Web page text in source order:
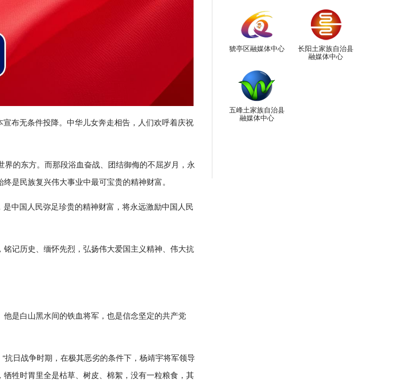
布无条件投降。中华儿女奔走相告，人们欢呼着庆祝
的东方。而那段浴血奋战、团结御侮的不屈岁月，永
是民族复兴伟大事业中最可宝贵的精神财富。
中国人民弥足珍贵的精神财富，将永远激励中国人民
记历史、缅怀先烈，弘扬伟大爱国主义精神、伟大抗
是白山黑水间的铁血将军，也是信念坚定的共产党
日战争时期，在极其恶劣的条件下，杨靖宇将军领导
牲时胃里全是枯草、树皮、棉絮，没有一粒粮食，其
猇亭区融媒体中心
长阳土家族自治县
融媒体中心
五峰土家族自治县
融媒体中心